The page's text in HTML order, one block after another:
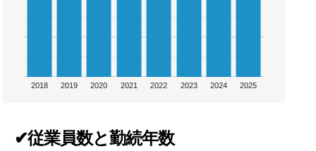
2018 2019 2020 2021 2022 2023 2024 2025
✔従業員数と勤続年数